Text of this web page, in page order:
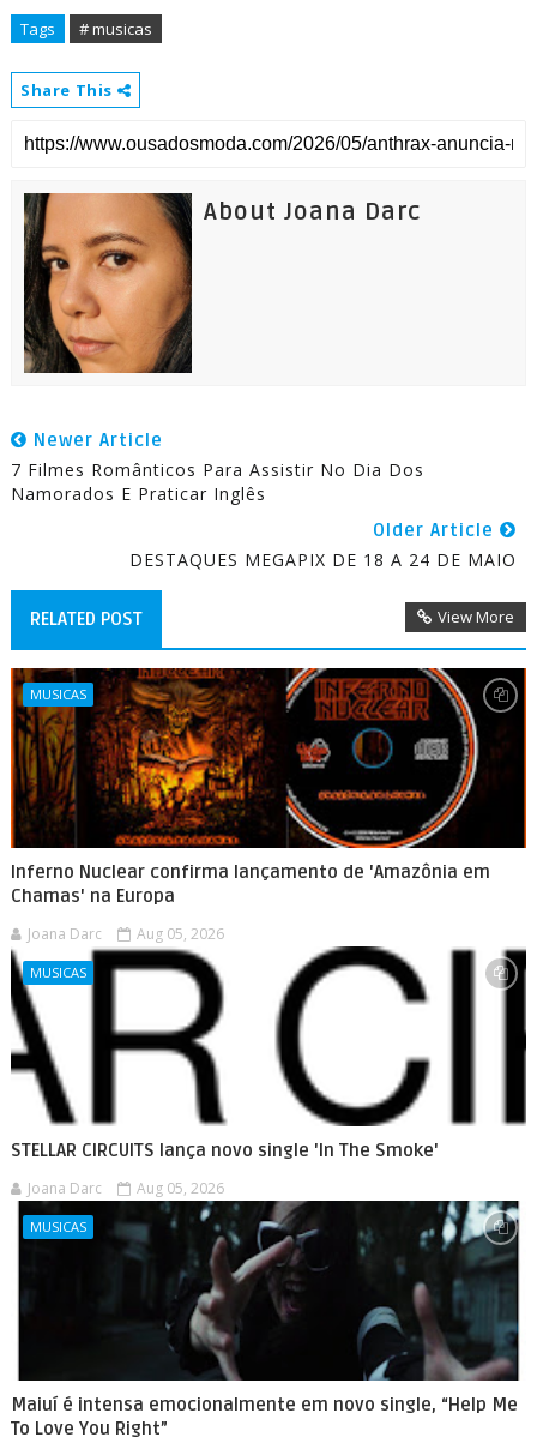
Tags # musicas
Share This
About Joana Darc
Newer Article
7 Filmes Românticos Para Assistir No Dia Dos
Namorados E Praticar Inglês
Older Article
DESTAQUES MEGAPIX DE 18 A 24 DE MAIO
RELATED POST View More
MUSICAS
Inferno Nuclear confirma lançamento de 'Amazônia em
Chamas' na Europa
Joana Darc Aug 05, 2026
MUSICAS
STELLAR CIRCUITS lança novo single 'In The Smoke'
Joana Darc Aug 05, 2026
MUSICAS
Maiuí é intensa emocionalmente em novo single, “Help Me
To Love You Right”